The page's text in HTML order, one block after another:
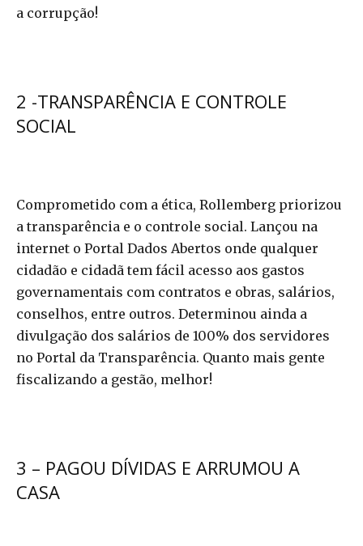
a corrupção!
2 -TRANSPARÊNCIA E CONTROLE
SOCIAL
Comprometido com a ética, Rollemberg priorizou
a transparência e o controle social. Lançou na
internet o Portal Dados Abertos onde qualquer
cidadão e cidadã tem fácil acesso aos gastos
governamentais com contratos e obras, salários,
conselhos, entre outros. Determinou ainda a
divulgação dos salários de 100% dos servidores
no Portal da Transparência. Quanto mais gente
fiscalizando a gestão, melhor!
3 – PAGOU DÍVIDAS E ARRUMOU A
CASA